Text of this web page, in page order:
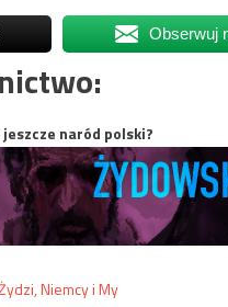
Obserwuj
jeszcze naród polski?